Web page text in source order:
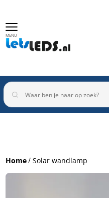
MENU
Inbouwspots
Home Solar wandlamp